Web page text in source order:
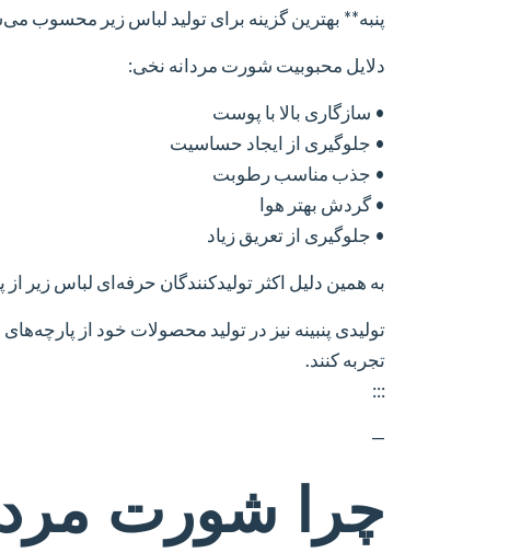
پنبه** بهترین گزینه برای تولید لباس زیر محسوب
دلایل محبوبیت شورت مردانه نخی:
• سازگاری بالا با پوست
• جلوگیری از ایجاد حساسیت
• جذب مناسب رطوبت
• گردش بهتر هوا
• جلوگیری از تعریق زیاد
به همین دلیل اکثر تولیدکنندگان حرفه‌ای لباس زیر
تولیدی پنبینه نیز در تولید محصولات خود از
تجربه کنند.
:::
—
چرا شورت